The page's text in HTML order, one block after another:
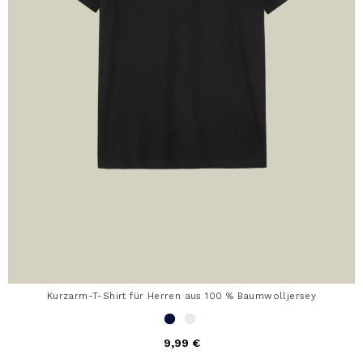
Kurzarm-T-Shirt für Herren aus 100 % Baumwolljersey
9,99 €